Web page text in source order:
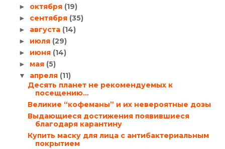
► октября (19)
► сентября (35)
► августа (14)
► июля (29)
► июня (14)
► мая (5)
▼ апреля (11)
Десять планет не рекомендуемых к
посещению…
Великие “кофеманы” и их невероятные дозы
Выдающиеся достижения появившиеся
благодаря карантину
Купить маску для лица с антибактериальным
покрытием